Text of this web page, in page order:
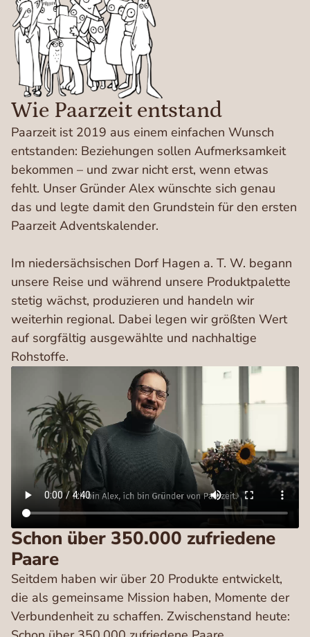
Wie Paarzeit entstand
Paarzeit ist 2019 aus einem einfachen Wunsch
entstanden: Beziehungen sollen Aufmerksamkeit
bekommen – und zwar nicht erst, wenn etwas
fehlt. Unser Gründer Alex wünschte sich genau
das und legte damit den Grundstein für den ersten
Paarzeit Adventskalender.
Im niedersächsischen Dorf Hagen a. T. W. begann
unsere Reise und während unsere Produktpalette
stetig wächst, produzieren und handeln wir
weiterhin regional. Dabei legen wir größten Wert
auf sorgfältig ausgewählte und nachhaltige
Rohstoffe.
Schon über 350.000 zufriedene
Paare
Seitdem haben wir über 20 Produkte entwickelt,
die als gemeinsame Mission haben, Momente der
Verbundenheit zu schaffen. Zwischenstand heute: